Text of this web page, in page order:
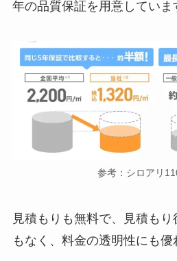
年の品質保証を用意していま
参考：シロアリ
見積もりも無料で、見積も
もなく、料金の透明性にも優